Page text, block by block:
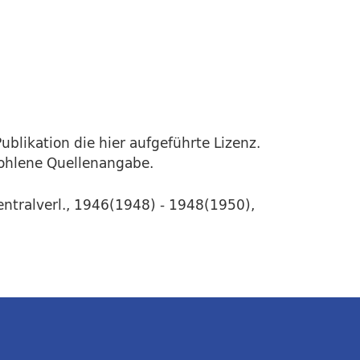
die hier aufgeführte Lizenz.
Quellenangabe.
1946(1948) - 1948(1950),